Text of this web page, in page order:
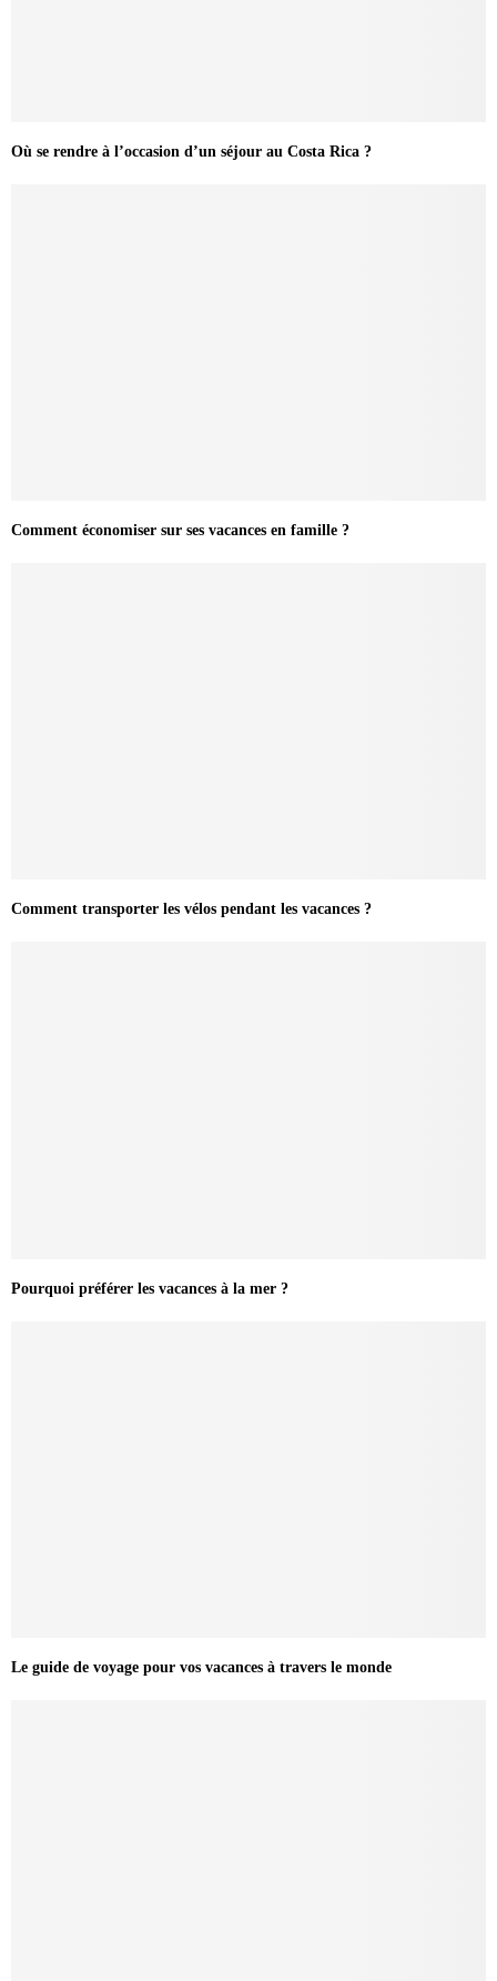
Où se rendre à l’occasion d’un séjour au Costa Rica ?
Comment économiser sur ses vacances en famille ?
Comment transporter les vélos pendant les vacances ?
Pourquoi préférer les vacances à la mer ?
Le guide de voyage pour vos vacances à travers le monde